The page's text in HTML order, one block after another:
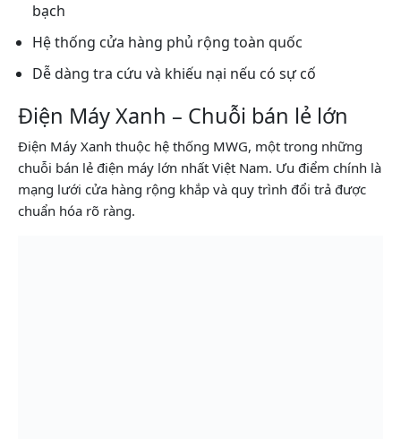
bạch
Hệ thống cửa hàng phủ rộng toàn quốc
Dễ dàng tra cứu và khiếu nại nếu có sự cố
Điện Máy Xanh – Chuỗi bán lẻ lớn
Điện Máy Xanh thuộc hệ thống MWG, một trong những
chuỗi bán lẻ điện máy lớn nhất Việt Nam. Ưu điểm chính là
mạng lưới cửa hàng rộng khắp và quy trình đổi trả được
chuẩn hóa rõ ràng.